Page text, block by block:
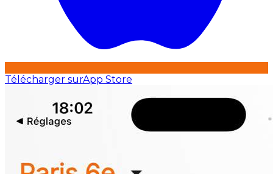
Télécharger surApp Store